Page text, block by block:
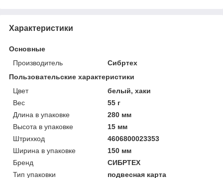
Характеристики
Основные
Производитель
Сибртех
Пользовательские характеристики
Цвет
белый, хаки
Вес
55 г
Длина в упаковке
280 мм
Высота в упаковке
15 мм
Штрихкод
4606800023353
Ширина в упаковке
150 мм
Бренд
СИБРТЕХ
Тип упаковки
подвесная карта